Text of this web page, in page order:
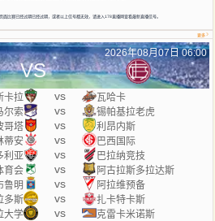
比赛已经过期已经过期，或者以上信号都无效，请进入178直播网查看最新直播信号。
更多
2026年08月07日 06:00
VS
卡拉 vs
瓦哈卡
尔索 vs
锡帕基拉老虎
哥塔 vs
利昂内斯
蒂安 vs
巴西国际
利亚 vs
巴拉纳竞技
育会 vs
阿古拉斯多拉达斯
鲁明 vs
阿拉维预备
多斯 vs
扎卡特卡斯
大学 vs 克雷卡米诺斯